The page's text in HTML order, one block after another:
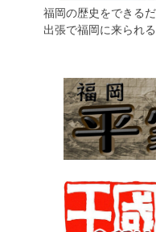
福岡の歴史をできる
出張で福岡に来られ